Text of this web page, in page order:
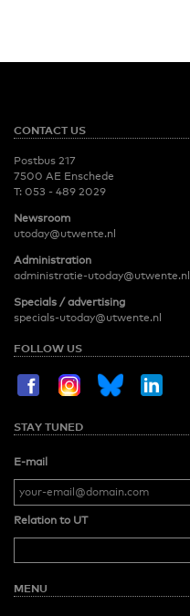
CONTACT US
Postbus 217
7500 AE Enschede
T: 053 - 489 2029
Newsroom
utoday@utwente.nl
Administration
administratie-utoday@utwente.nl
Specials / advertising
specials-utoday@utwente.nl
FOLLOW US
STAY TUNED
E-mail
Relation to UT
MENU